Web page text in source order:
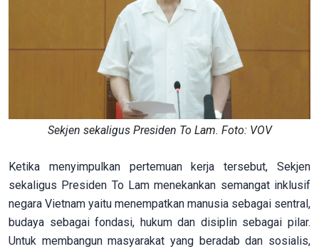
Sekjen sekaligus Presiden To Lam. Foto: VOV
Ketika menyimpulkan pertemuan kerja tersebut, Sekjen
sekaligus Presiden To Lam menekankan semangat inklusif
negara Vietnam yaitu menempatkan manusia sebagai sentral,
budaya sebagai fondasi, hukum dan disiplin sebagai pilar.
Untuk membangun masyarakat yang beradab dan sosialis,